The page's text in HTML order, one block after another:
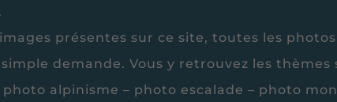
présentes sur ce site, toutes les
demande. Vous y retrouvez les
alpinisme – photo escalade – photo